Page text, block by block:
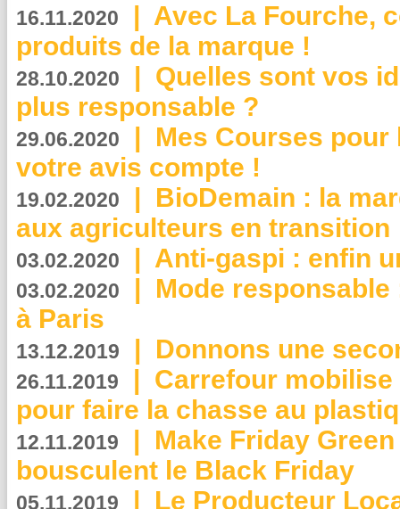
16.11.2020 | Avec La Fourche,
produits de la marque !
28.10.2020 | Quelles sont vos
plus responsable ?
29.06.2020 | Mes Courses pour
votre avis compte !
19.02.2020 | BioDemain : la
aux agriculteurs en transition
03.02.2020 | Anti-gaspi : enfin
03.02.2020 | Mode
à Paris
13.12.2019 | Donnons une
26.11.2019 | Carrefour
pour faire la chasse au
12.11.2019 | Make Friday
bousculent le Black Friday
05.11.2019 | Le Producteur